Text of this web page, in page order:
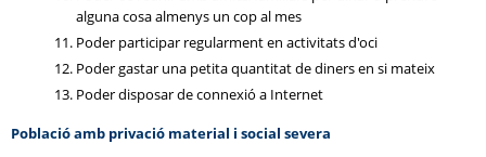
alguna cosa almenys un cop al mes
Poder participar regularment en activitats d'oci
Poder gastar una petita quantitat de diners en si mateix
Poder disposar de connexió a Internet
Població amb privació material i social severa